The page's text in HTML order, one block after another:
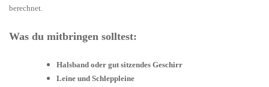
berechnet.
Was du mitbringen solltest:
Halsband oder gut sitzendes Geschirr
Leine und Schleppleine